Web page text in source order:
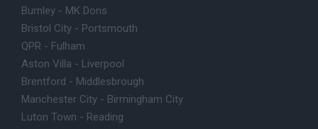
Burnley - MK Dons
Bristol City - Portsmouth
QPR - Fulham
Aston Villa - Liverpool
Brentford - Middlesbrough
Manchester City - Birmingham City
Luton Town - Reading